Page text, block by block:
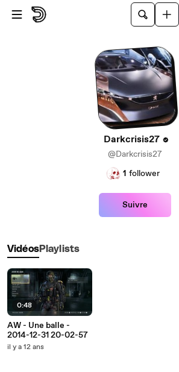
Passer au contenu principal
Darkcrisis27
@Darkcrisis27
1 follower
Suivre
VidéosPlaylists
0:48
AW - Une balle -
2014-12-31 20-02-57
il y a 12 ans